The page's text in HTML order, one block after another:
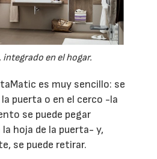
en el hogar.
es muy sencillo: se
puerta o en el cerco -la
se puede pegar
hoja de la puerta- y,
se puede retirar.